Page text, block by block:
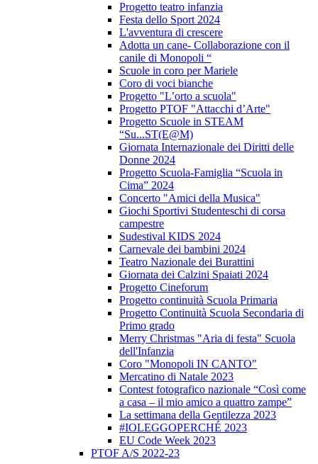
Progetto teatro infanzia
Festa dello Sport 2024
L'avventura di crescere
Adotta un cane- Collaborazione con il
canile di Monopoli “
Scuole in coro per Mariele
Coro di voci bianche
Progetto "L’orto a scuola"
Progetto PTOF "Attacchi d’Arte"
Progetto Scuole in STEAM
“Su...ST(E@M)
Giornata Internazionale dei Diritti delle
Donne 2024
Progetto Scuola-Famiglia “Scuola in
Cima” 2024
Concerto "Amici della Musica"
Giochi Sportivi Studenteschi di corsa
campestre
Sudestival KIDS 2024
Carnevale dei bambini 2024
Teatro Nazionale dei Burattini
Giornata dei Calzini Spaiati 2024
Progetto Cineforum
Progetto continuità Scuola Primaria
Progetto Continuità Scuola Secondaria di
Primo grado
Merry Christmas "Aria di festa" Scuola
dell'Infanzia
Coro "Monopoli IN CANTO"
Mercatino di Natale 2023
Contest fotografico nazionale “Così come
a casa – il mio amico a quattro zampe”
La settimana della Gentilezza 2023
#IOLEGGOPERCHÉ 2023
EU Code Week 2023
PTOF A/S 2022-23